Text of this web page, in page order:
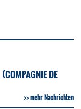
DE
mehr Nachrichten